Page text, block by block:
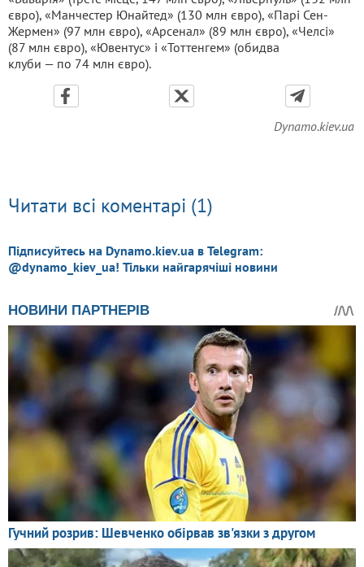
євро), «Манчестер Юнайтед» (130 млн євро), «Парі Сен-
Жермен» (97 млн євро), «Арсенал» (89 млн євро), «Челсі»
(87 млн євро), «Ювентус» і «Тоттенгем» (обидва
клуби — по 74 млн євро).
Dynamo.kiev.ua
Читати всі коментарі (1)
Підписуйтесь на Dynamo.kiev.ua в Telegram:
@dynamo_kiev_ua! Тільки найгарячіші новини